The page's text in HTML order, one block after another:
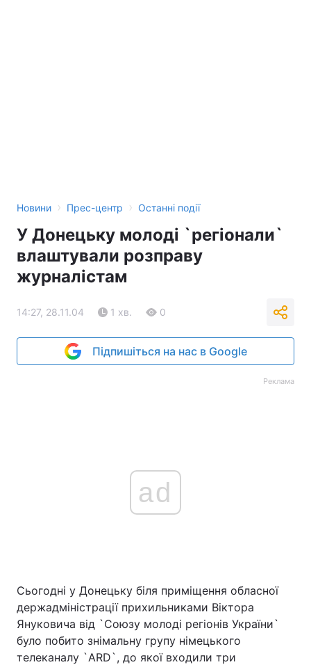
Новини › Прес-центр › Останні події
У Донецьку молоді `регіонали`
влаштували розправу
журналістам
14:27, 28.11.04 1 хв. 0
Підпишіться на нас в Google
Реклама
ad
Сьогодні у Донецьку біля приміщення обласної
держадміністрації прихильниками Віктора
Януковича від `Союзу молоді регіонів України`
було побито знімальну групу німецького
телеканалу `ARD`, до якої входили три